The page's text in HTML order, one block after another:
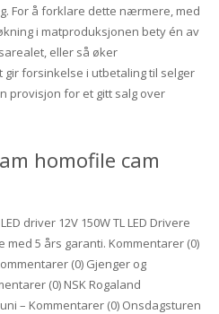
For å forklare dette nærmere, med
i matproduksjonen bety én av
eller så øker
forsinkelse i utbetaling til selger
provisjon for et gitt salg over
homofile cam
driver 12V 150W TL LED Drivere
5 års garanti. Kommentarer (0)
(0) Gjenger og
(0) NSK Rogaland
– Kommentarer (0) Onsdagsturen